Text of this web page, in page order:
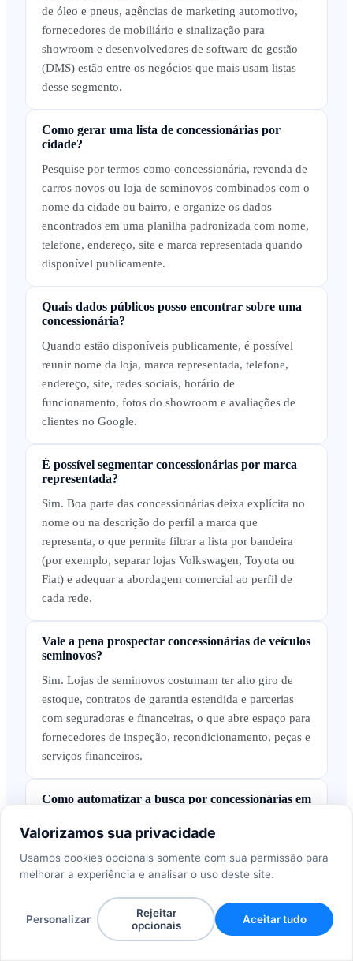
de óleo e pneus, agências de marketing automotivo,
fornecedores de mobiliário e sinalização para
showroom e desenvolvedores de software de gestão
(DMS) estão entre os negócios que mais usam listas
desse segmento.
Como gerar uma lista de concessionárias por
cidade?
Pesquise por termos como concessionária, revenda de
carros novos ou loja de seminovos combinados com o
nome da cidade ou bairro, e organize os dados
encontrados em uma planilha padronizada com nome,
telefone, endereço, site e marca representada quando
disponível publicamente.
Quais dados públicos posso encontrar sobre uma
concessionária?
Quando estão disponíveis publicamente, é possível
reunir nome da loja, marca representada, telefone,
endereço, site, redes sociais, horário de
funcionamento, fotos do showroom e avaliações de
clientes no Google.
É possível segmentar concessionárias por marca
representada?
Sim. Boa parte das concessionárias deixa explícita no
nome ou na descrição do perfil a marca que
representa, o que permite filtrar a lista por bandeira
(por exemplo, separar lojas Volkswagen, Toyota ou
Fiat) e adequar a abordagem comercial ao perfil de
cada rede.
Vale a pena prospectar concessionárias de veículos
seminovos?
Sim. Lojas de seminovos costumam ter alto giro de
estoque, contratos de garantia estendida e parcerias
com seguradoras e financeiras, o que abre espaço para
fornecedores de inspeção, recondicionamento, peças e
serviços financeiros.
Como automatizar a busca por concessionárias em
Em vez de abrir cada perfil manualmente, uma
ferramenta de geração de leads percorre os resultados
públicos do Maps em várias cidades ao mesmo tempo
e devolve os dados padronizados em uma única lista,
pronta para a equipe comercial.
Valorizamos sua privacidade
Usamos cookies opcionais somente com sua permissão para
melhorar a experiência e analisar o uso deste site.
Personalizar
Rejeitar
opcionais
Aceitar tudo